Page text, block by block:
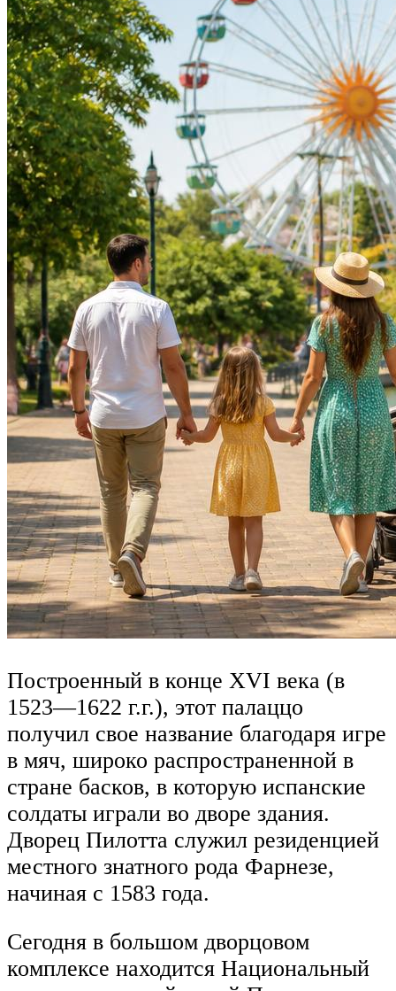
Построенный в конце XVI века (в
1523—1622 г.г.), этот палаццо
получил свое название благодаря игре
в мяч, широко распространенной в
стране басков, в которую испанские
солдаты играли во дворе здания.
Дворец Пилотта служил резиденцией
местного знатного рода Фарнезе,
начиная с 1583 года.
Сегодня в большом дворцовом
комплексе находится Национальный